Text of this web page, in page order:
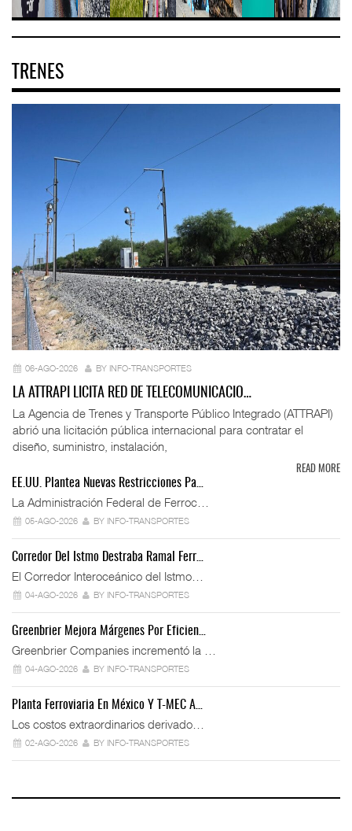
TRENES
06-AGO-2026 BY INFO-TRANSPORTES
LA ATTRAPI LICITA RED DE TELECOMUNICACIO…
La Agencia de Trenes y Transporte Público Integrado (ATTRAPI)
abrió una licitación pública internacional para contratar el
diseño, suministro, instalación,
READ MORE
EE.UU. Plantea Nuevas Restricciones Pa…
La Administración Federal de Ferroc…
05-AGO-2026 BY INFO-TRANSPORTES
Corredor Del Istmo Destraba Ramal Ferr…
El Corredor Interoceánico del Istmo…
04-AGO-2026 BY INFO-TRANSPORTES
Greenbrier Mejora Márgenes Por Eficien…
Greenbrier Companies incrementó la …
04-AGO-2026 BY INFO-TRANSPORTES
Planta Ferroviaria En México Y T-MEC A…
Los costos extraordinarios derivado…
02-AGO-2026 BY INFO-TRANSPORTES